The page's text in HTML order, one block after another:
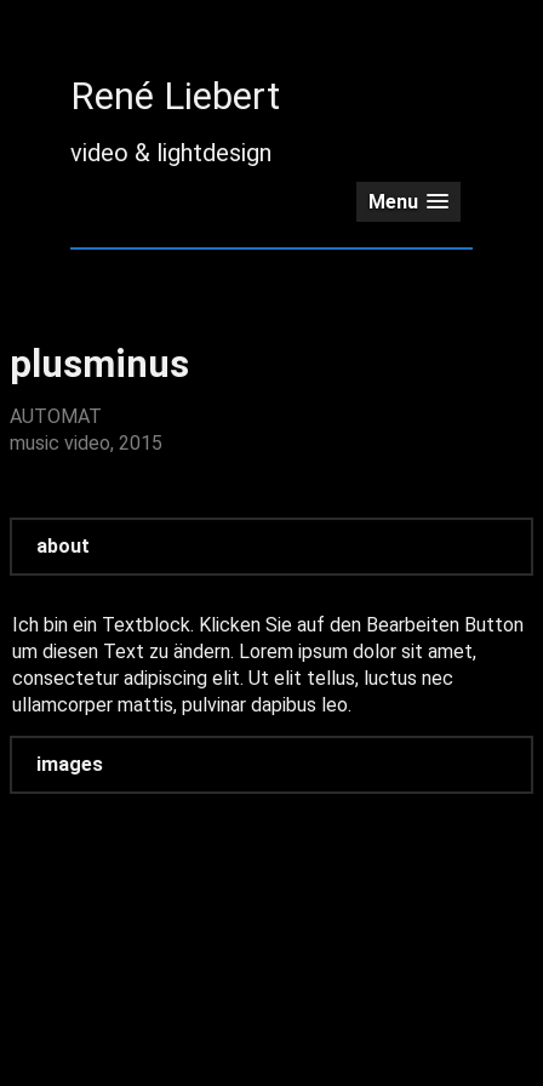
René Liebert
video & lightdesign
Menu
plusminus
AUTOMAT
music video, 2015
about
Ich bin ein Textblock. Klicken Sie auf den Bearbeiten Button
um diesen Text zu ändern. Lorem ipsum dolor sit amet,
consectetur adipiscing elit. Ut elit tellus, luctus nec
ullamcorper mattis, pulvinar dapibus leo.
images